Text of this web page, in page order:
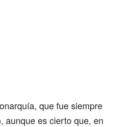
que fue siempre
aunque es cierto que, en